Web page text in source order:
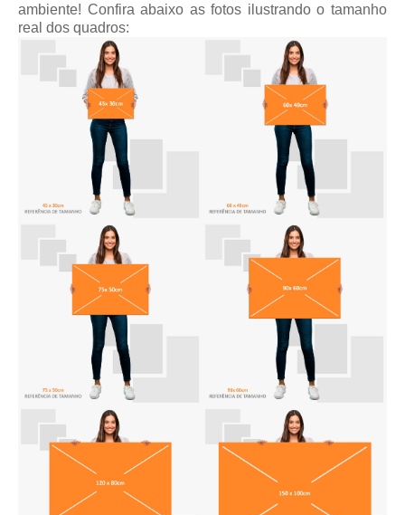
ambiente! Confira abaixo as fotos ilustrando o tamanho
real dos quadros: